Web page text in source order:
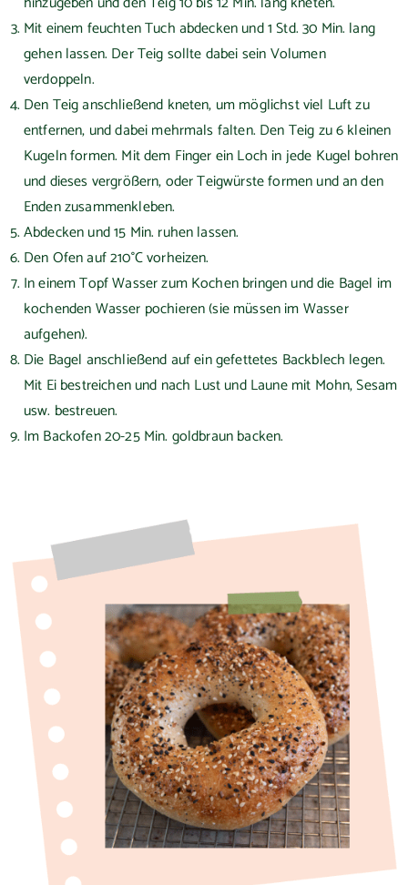
Mit einem feuchten Tuch abdecken und 1 Std. 30 Min. lang
gehen lassen. Der Teig sollte dabei sein Volumen
verdoppeln.
Den Teig anschließend kneten, um möglichst viel Luft zu
entfernen, und dabei mehrmals falten. Den Teig zu 6 kleinen
Kugeln formen. Mit dem Finger ein Loch in jede Kugel bohren
und dieses vergrößern, oder Teigwürste formen und an den
Enden zusammenkleben.
Abdecken und 15 Min. ruhen lassen.
Den Ofen auf 210°C vorheizen.
In einem Topf Wasser zum Kochen bringen und die Bagel im
kochenden Wasser pochieren (sie müssen im Wasser
aufgehen).
Die Bagel anschließend auf ein gefettetes Backblech legen.
Mit Ei bestreichen und nach Lust und Laune mit Mohn, Sesam
usw. bestreuen.
Im Backofen 20-25 Min. goldbraun backen.